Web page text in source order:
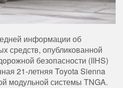
информации об
средств, опубликованной
безопасности (IIHS)
21-летняя Toyota Sienna
модульной системы TNGA.